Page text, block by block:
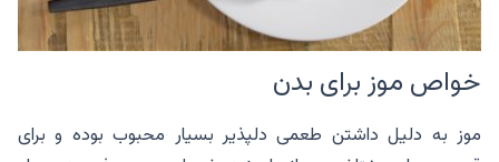
خواص موز برای بدن
موز به دلیل داشتن طعمی دلپذیر بسیار محبوب بوده و برای